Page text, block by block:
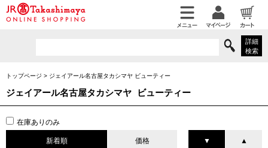
詳細
検索
トップページ > ジェイアール名古屋タカシマヤ ビューティー
ジェイアール名古屋タカシマヤ ビューティー
在庫ありのみ
新着順 価格 ▼ ▲